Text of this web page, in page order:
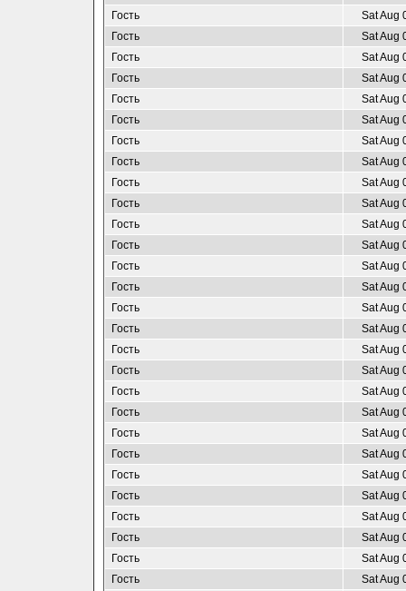
Гость
Sat Aug
Гость
Sat Aug
Гость
Sat Aug
Гость
Sat Aug
Гость
Sat Aug
Гость
Sat Aug
Гость
Sat Aug
Гость
Sat Aug
Гость
Sat Aug
Гость
Sat Aug
Гость
Sat Aug
Гость
Sat Aug
Гость
Sat Aug
Гость
Sat Aug
Гость
Sat Aug
Гость
Sat Aug
Гость
Sat Aug
Гость
Sat Aug
Гость
Sat Aug
Гость
Sat Aug
Гость
Sat Aug
Гость
Sat Aug
Гость
Sat Aug
Гость
Sat Aug
Гость
Sat Aug
Гость
Sat Aug
Гость
Sat Aug
Гость
Sat Aug